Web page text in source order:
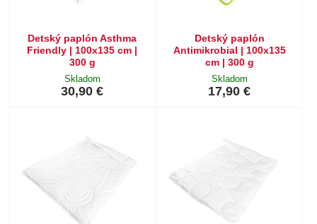
Detský paplón Asthma
Friendly | 100x135 cm |
300 g
Skladom
30,90 €
Detský paplón
Antimikrobial | 100x135
cm | 300 g
Skladom
17,90 €